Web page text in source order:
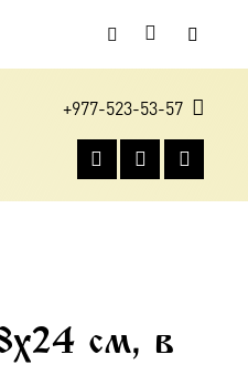
+977-523-53-57
см, в